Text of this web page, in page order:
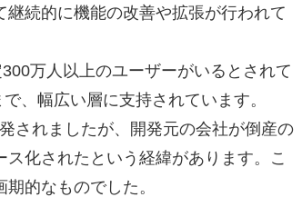
続的に機能の改善や拡張が行われて
万人以上のユーザーがいるとされて
、幅広い層に支持されています。
されましたが、開発元の会社が倒産の
化されたという経緯があります。こ
的なものでした。